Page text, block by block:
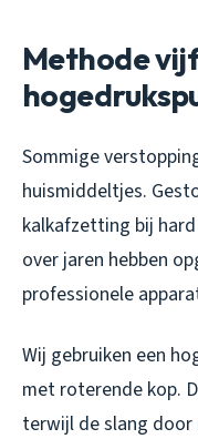
Methode
Sommige
huismiddeltjes.
kalkafzetting bij
over jaren hebben
professionele
Wij gebruiken een
met roterende kop.
terwijl de slang